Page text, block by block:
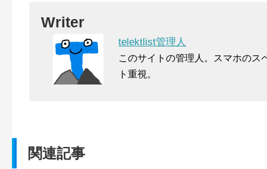
Writer
telektlist管理人
このサイトの管理人。スマホのス
ト重視。
関連記事